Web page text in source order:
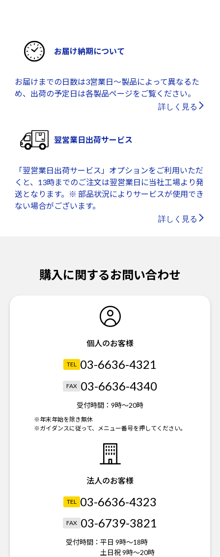
お届け納期について
お届けまでの日数は3営業日～製品によって異なるた
め、出荷の予定日は各製品ページをご覧ください。
詳しく見る
翌営業日出荷サービス
「翌営業日出荷サービス」オプションをご利用いただ
くと、13時までのご注文は翌営業日に当社工場より発
送となります。※ 部品状況によりサービスが使用でき
ない場合がございます。
詳しく見る
購入に関するお問い合わせ
個人のお客様
TEL 03-6636-4321
FAX 03-6636-4340
受付時間： 9時～20時
※年末年始を除き無休
※ガイダンスに従って、メニュー番号を押してください。
法人のお客様
TEL 03-6636-4323
FAX 03-6739-3821
受付時間： 平日 9時～18時
土日祝 9時～20時